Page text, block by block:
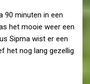
90 minuten in een
het mooie weer een
Sipma wist er een
het nog lang gezellig